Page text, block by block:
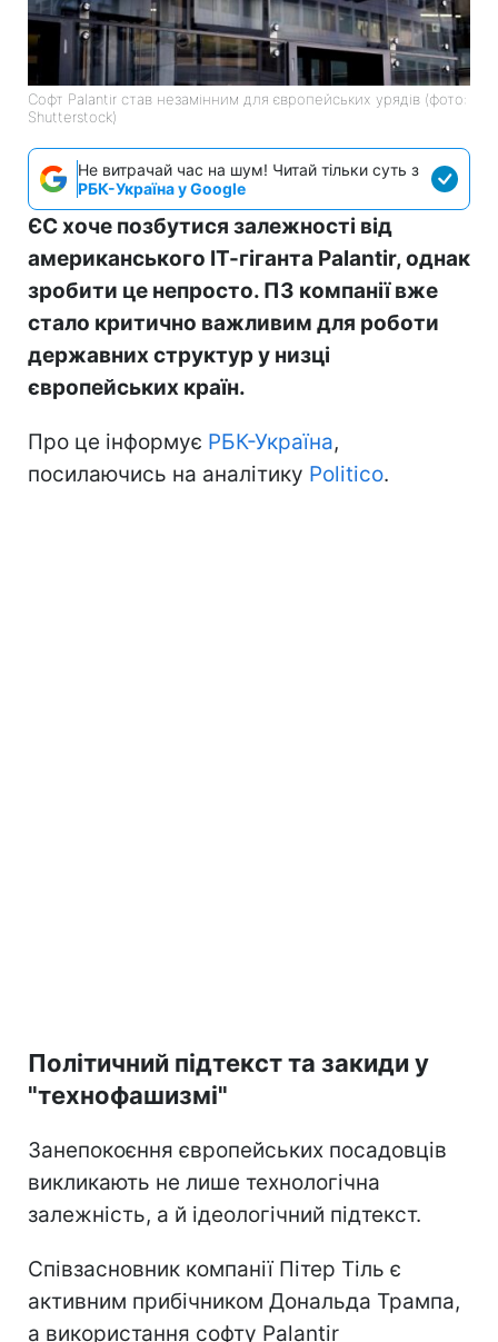
Софт Palantir став незамінним для європейських урядів (фото:
Shutterstock)
Не витрачай час на шум! Читай тільки суть з
РБК-Україна у Google
ЄС хоче позбутися залежності від
американського ІТ-гіганта Palantir, однак
зробити це непросто. ПЗ компанії вже
стало критично важливим для роботи
державних структур у низці
європейських країн.
Про це інформує РБК-Україна,
посилаючись на аналітику Politico.
Політичний підтекст та закиди у
"технофашизмі"
Занепокоєння європейських посадовців
викликають не лише технологічна
залежність, а й ідеологічний підтекст.
Співзасновник компанії Пітер Тіль є
активним прибічником Дональда Трампа,
а використання софту Palantir